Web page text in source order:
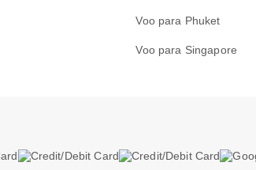
Voo para Phuket
Voo para Singapore